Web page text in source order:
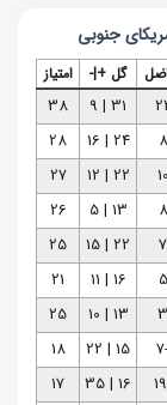
گل +|- امتیاز
31 | 9
38
8
24 | 16
28
10
22 | 12
27
8
13 | 5
26
7
22 | 15
25
5
16 | 11
21
3
13 | 10
25
15 | 22
18
16 | 35
17